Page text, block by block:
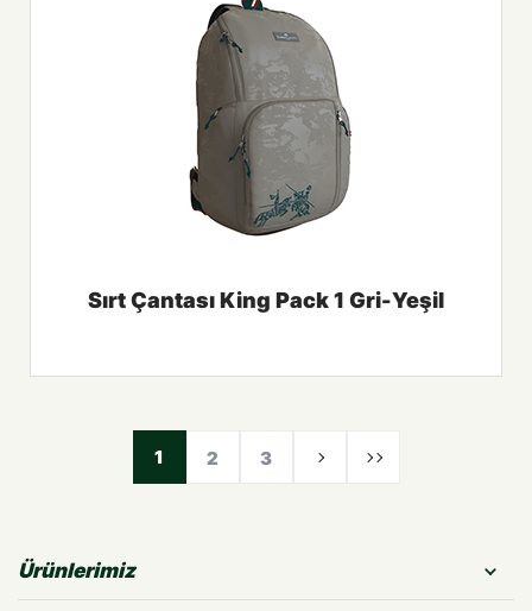
Sırt Çantası King Pack 1 Gri-Yeşil
1 2 3
Ürünlerimiz